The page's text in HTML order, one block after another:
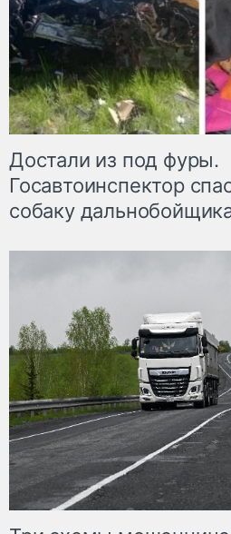
Достали из под фуры.
Госавтоинспектор
собаку